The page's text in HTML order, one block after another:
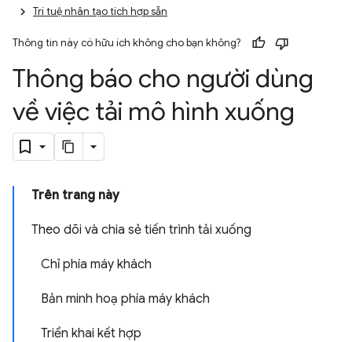
Trí tuệ nhân tạo tích hợp sẵn
Thông tin này có hữu ích không cho bạn không?
Thông báo cho người dùng
về việc tải mô hình xuống
Trên trang này
Theo dõi và chia sẻ tiến trình tải xuống
Chỉ phía máy khách
Bản minh hoạ phía máy khách
Triển khai kết hợp